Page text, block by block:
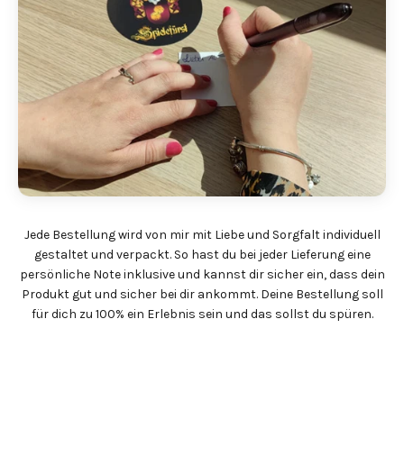
Jede Bestellung wird von mir mit Liebe und Sorgfalt individuell
gestaltet und verpackt. So hast du bei jeder Lieferung eine
persönliche Note inklusive und kannst dir sicher ein, dass dein
Produkt gut und sicher bei dir ankommt. Deine Bestellung soll
für dich zu 100% ein Erlebnis sein und das sollst du spüren.